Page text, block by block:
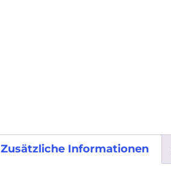
Zusätzliche Informationen